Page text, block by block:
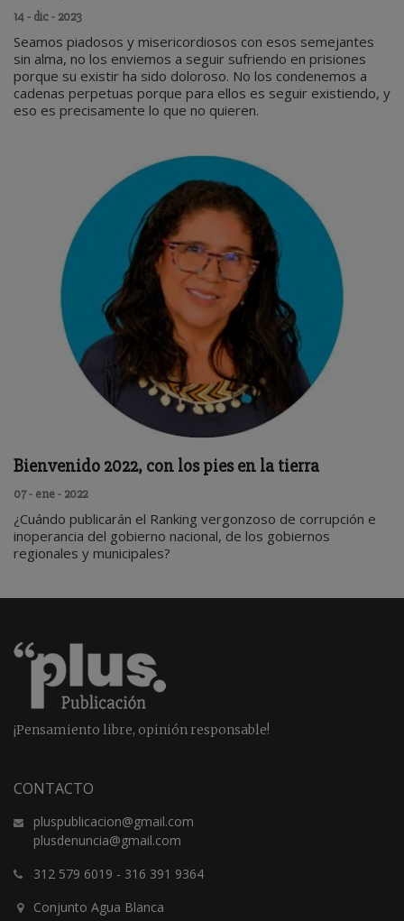
14 - dic - 2023
Seamos piadosos y misericordiosos con esos semejantes
sin alma, no los enviemos a seguir sufriendo en prisiones
porque su existir ha sido doloroso. No los condenemos a
cadenas perpetuas porque para ellos es seguir existiendo, y
eso es precisamente lo que no quieren.
Bienvenido 2022, con los pies en la tierra
07 - ene - 2022
¿Cuándo publicarán el Ranking vergonzoso de corrupción e
inoperancia del gobierno nacional, de los gobiernos
regionales y municipales?
¡Pensamiento libre, opinión responsable!
CONTACTO
pluspublicacion@gmail.com
plusdenuncia@gmail.com
312 579 6019 - 316 391 9364
Conjunto Agua Blanca